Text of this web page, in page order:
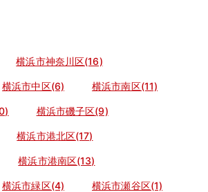
横浜市神奈川区(16)
横浜市中区(6) 横浜市南区(11)
横浜市磯子区(9)
横浜市港北区(17)
横浜市港南区(13)
横浜市緑区(4) 横浜市瀬谷区(1)